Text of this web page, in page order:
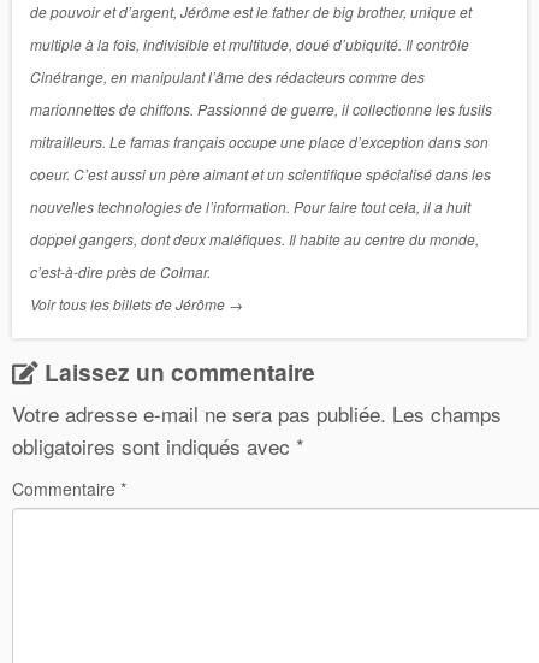
de pouvoir et d’argent, Jérôme est le father de big brother, unique et
multiple à la fois, indivisible et multitude, doué d’ubiquité. Il contrôle
Cinétrange, en manipulant l’âme des rédacteurs comme des
marionnettes de chiffons. Passionné de guerre, il collectionne les fusils
mitrailleurs. Le famas français occupe une place d’exception dans son
coeur. C’est aussi un père aimant et un scientifique spécialisé dans les
nouvelles technologies de l’information. Pour faire tout cela, il a huit
doppel gangers, dont deux maléfiques. Il habite au centre du monde,
c’est-à-dire près de Colmar.
Voir tous les billets de Jérôme →
Laissez un commentaire
Votre adresse e-mail ne sera pas publiée. Les champs
obligatoires sont indiqués avec *
Commentaire *